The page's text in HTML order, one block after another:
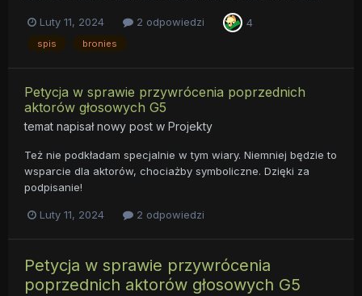
Luty 11, 2024 2 odpowiedzi 4
spis bronies
Petycja w sprawie przywrócenia poprzednich
aktorów głosowych G5
temat napisał nowy post w Projekty
Też nie podkładam specjalnie w tym wiary. Niemniej będzie to
wsparcie dla aktorów, chociażby symboliczne. Dzięki za
podpisanie!
Luty 11, 2024 2 odpowiedzi
Petycja w sprawie przywrócenia
poprzednich aktorów głosowych G5